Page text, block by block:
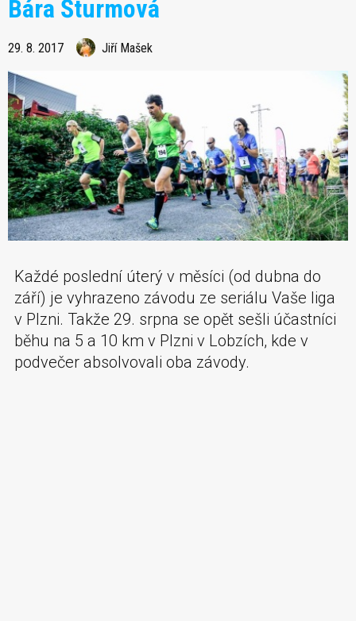
Bára Šturmová
29. 8. 2017 Jiří Mašek
Každé poslední úterý v měsíci (od dubna do
září) je vyhrazeno závodu ze seriálu Vaše liga
v Plzni. Takže 29. srpna se opět sešli účastníci
běhu na 5 a 10 km v Plzni v Lobzích, kde v
podvečer absolvovali oba závody.